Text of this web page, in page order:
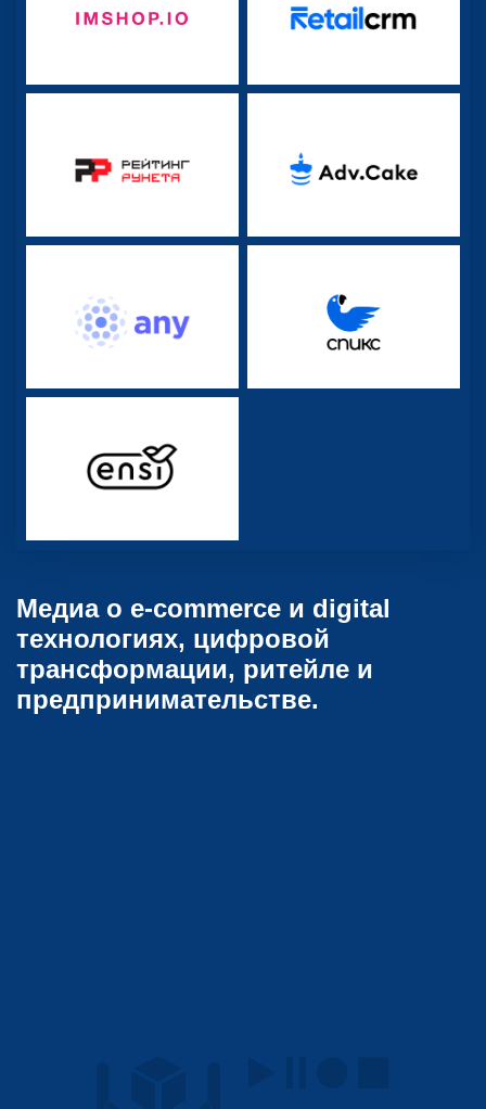
Медиа о e-commerce и digital
технологиях, цифровой
трансформации, ритейле и
предпринимательстве.